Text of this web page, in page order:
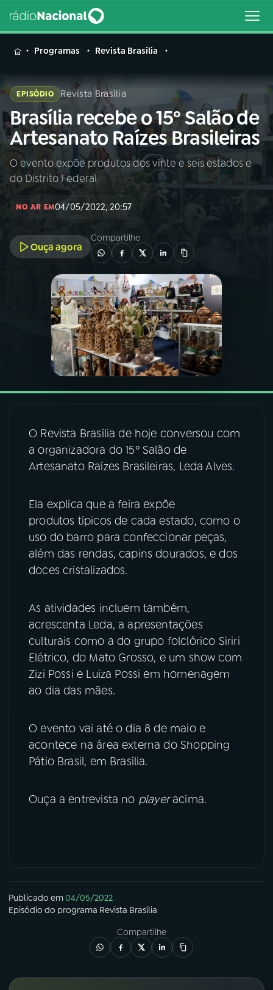
MENU
Buscar
na
Rádio
Nacional
Buscar
AO VIVO
PROGRAMAÇÃO
PROGRAMAS
07ÚLTIMAS
08FESTIVAL DE MÚSICA
ACOMPANHE A RÁDIO NACIONAL
YouTube
TikTok
Programas Revista Brasília
EPISÓDIO Revista Brasília
Brasília recebe o 15º Salão de
Artesanato Raízes Brasileiras
O evento expõe produtos dos vinte e seis estados e
do Distrito Federal
NO AR EM04/05/2022, 20:57
Ouça agora
Compartilhe
O Revista Brasília de hoje conversou com
a organizadora do 15º Salão de
Artesanato Raízes Brasileiras, Leda Alves.
Ela explica que a feira expõe
produtos típicos de cada estado, como o
uso do barro para confeccionar peças,
além das rendas, capins dourados, e dos
doces cristalizados.
As atividades incluem também,
acrescenta Leda, a apresentações
culturais como a do grupo folclórico Siriri
Elétrico, do Mato Grosso, e um show com
Zizi Possi e Luiza Possi em homenagem
ao dia das mães.
O evento vai até o dia 8 de maio e
acontece na área externa do Shopping
Pátio Brasil, em Brasília.
Ouça a entrevista no playeracima.
Publicado em04/05/2022
Episódio do programa Revista Brasília
Compartilhe